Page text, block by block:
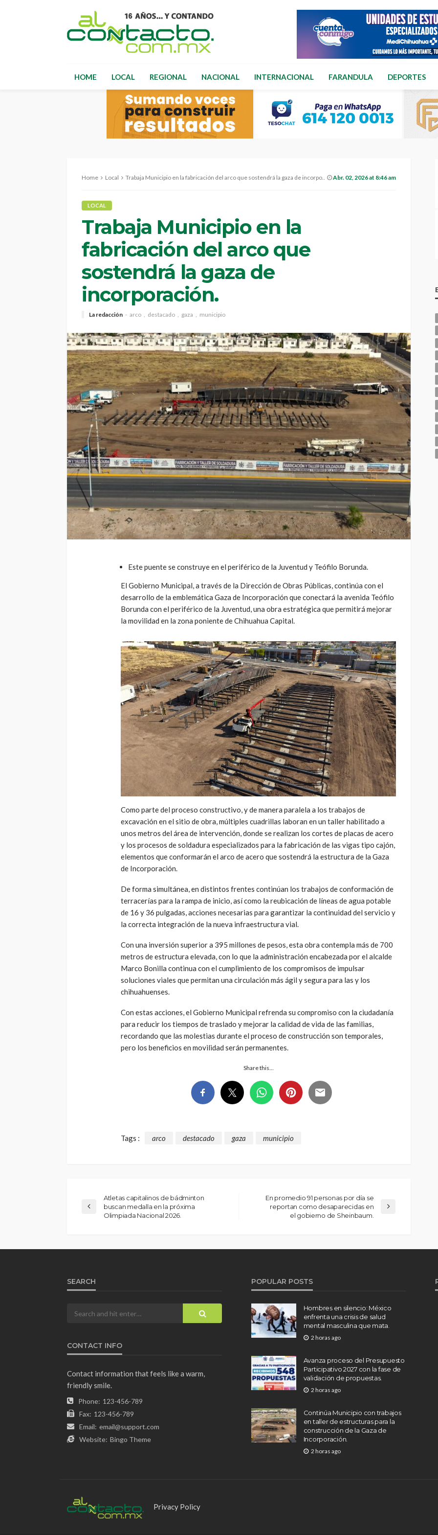
HOME LOCAL REGIONAL NACIONAL INTERNACIONAL FARANDULA DEPORTES
Home Local Trabaja Municipio en la fabricación del arco que sostendrá la gaza de incorporación. Abr. 02, 2026 at 8:46 am
LOCAL
Trabaja Municipio en la
fabricación del arco que
sostendrá la gaza de
incorporación.
La redacción arco destacado gaza municipio
Este puente se construye en el periférico de la Juventud y Teófilo Borunda.
El Gobierno Municipal, a través de la Dirección de Obras Públicas, continúa con el
desarrollo de la emblemática Gaza de Incorporación que conectará la avenida Teófilo
Borunda con el periférico de la Juventud, una obra estratégica que permitirá mejorar
la movilidad en la zona poniente de Chihuahua Capital.
Como parte del proceso constructivo, y de manera paralela a los trabajos de
excavación en el sitio de obra, múltiples cuadrillas laboran en un taller habilitado a
unos metros del área de intervención, donde se realizan los cortes de placas de acero
y los procesos de soldadura especializados para la fabricación de las vigas tipo cajón,
elementos que conformarán el arco de acero que sostendrá la estructura de la Gaza
de Incorporación.
De forma simultánea, en distintos frentes continúan los trabajos de conformación de
terracerías para la rampa de inicio, así como la reubicación de líneas de agua potable
de 16 y 36 pulgadas, acciones necesarias para garantizar la continuidad del servicio y
la correcta integración de la nueva infraestructura vial.
Con una inversión superior a 395 millones de pesos, esta obra contempla más de 700
metros de estructura elevada, con lo que la administración encabezada por el alcalde
Marco Bonilla continua con el cumplimiento de los compromisos de impulsar
soluciones viales que permitan una circulación más ágil y segura para las y los
chihuahuenses.
Con estas acciones, el Gobierno Municipal refrenda su compromiso con la ciudadanía
para reducir los tiempos de traslado y mejorar la calidad de vida de las familias,
recordando que las molestias durante el proceso de construcción son temporales,
pero los beneficios en movilidad serán permanentes.
Share this…
Tags : arco destacado gaza municipio
Atletas capitalinos de bádminton
buscan medalla en la próxima
Olimpiada Nacional 2026.
En promedio 91 personas por día se
reportan como desaparecidas en
el gobierno de Sheinbaum.
SEARCH
CONTACT INFO
Contact information that feels like a warm,
friendly smile.
Phone: 123-456-789
Fax: 123-456-789
Email: email@support.com
Website: Bingo Theme
POPULAR POSTS
Hombres en silencio: México
enfrenta una crisis de salud
mental masculina que mata.
2 horas ago
Avanza proceso del Presupuesto
Participativo 2027 con la fase de
validación de propuestas.
2 horas ago
Continúa Municipio con trabajos
en taller de estructuras para la
construcción de la Gaza de
Incorporación.
2 horas ago
Privacy Policy